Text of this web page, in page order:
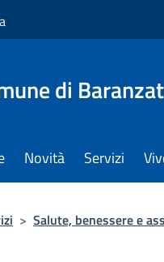
di
Novità Servizi
> Salute, benessere e